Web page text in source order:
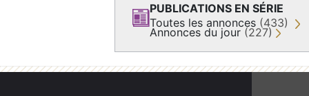
PUBLICATIONS EN SÉRIE
Toutes les annonces (433)
Annonces du jour (227)